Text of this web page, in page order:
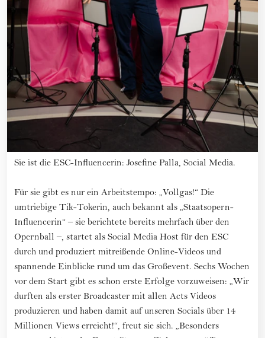
Sie ist die ESC-Influencerin: Josefine Palla, Social Media.
Für sie gibt es nur ein Arbeitstempo: „Vollgas!“ Die
umtriebige Tik-Tokerin, auch bekannt als „Staatsopern-
Influencerin“ – sie berichtete bereits mehrfach über den
Opernball –, startet als Social Media Host für den ESC
durch und produziert mitreißende Online-Videos und
spannende Einblicke rund um das Großevent. Sechs Wochen
vor dem Start gibt es schon erste Erfolge vorzuweisen: „Wir
durften als erster Broadcaster mit allen Acts Videos
produzieren und haben damit auf unseren Socials über 14
Millionen Views erreicht!“, freut sie sich. „Besonders